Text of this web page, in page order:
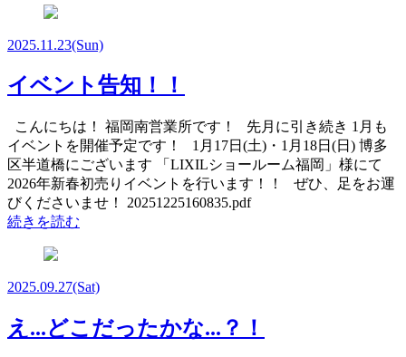
2025.11.23(Sun)
イベント告知！！
こんにちは！ 福岡南営業所です！ 先月に引き続き 1月も
イベントを開催予定です！ 1月17日(土)・1月18日(日) 博多
区半道橋にございます 「LIXILショールーム福岡」様にて
2026年新春初売りイベントを行います！！ ぜひ、足をお運
びくださいませ！ 20251225160835.pdf
続きを読む
2025.09.27(Sat)
え...どこだったかな...？！